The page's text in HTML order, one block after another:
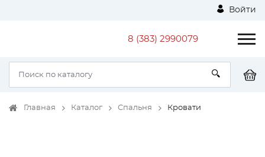
Войти
8 (383) 2990079
Главная Каталог Спальня Кровати